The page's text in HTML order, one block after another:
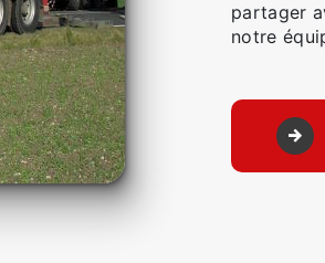
partager
notre